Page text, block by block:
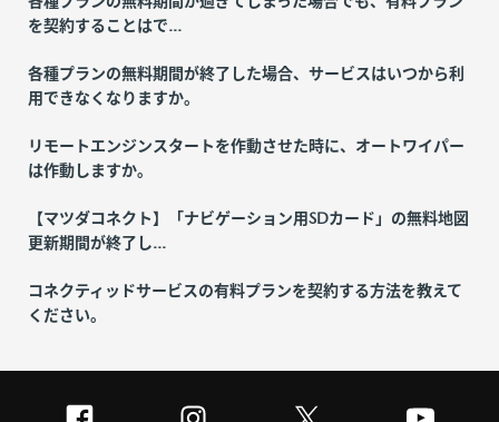
を契約することはで...
各種プランの無料期間が終了した場合、サービスはいつから利
用できなくなりますか。
リモートエンジンスタートを作動させた時に、オートワイパー
は作動しますか。
【マツダコネクト】「ナビゲーション用SDカード」の無料地図
更新期間が終了し...
コネクティッドサービスの有料プランを契約する方法を教えて
ください。